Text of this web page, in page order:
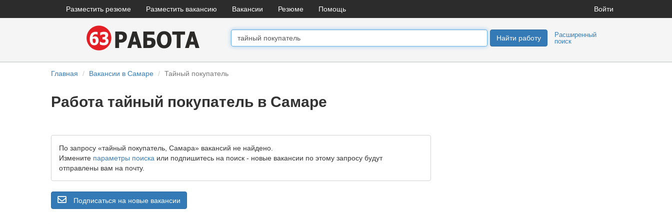
Разместить резюме Разместить вакансию Вакансии Резюме Помощь Войти
Найти работу
Расширенный
поиск
Главная Вакансии в Самаре Тайный покупатель
Работа тайный покупатель в Самаре
По запросу «тайный покупатель, Самара» вакансий не найдено.
Измените параметры поиска или подпишитесь на поиск - новые вакансии по этому запросу будут
отправлены вам на почту.
Подписаться на новые вакансии